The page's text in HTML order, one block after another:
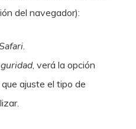
del navegador):
.
, verá la opción
ajuste el tipo de